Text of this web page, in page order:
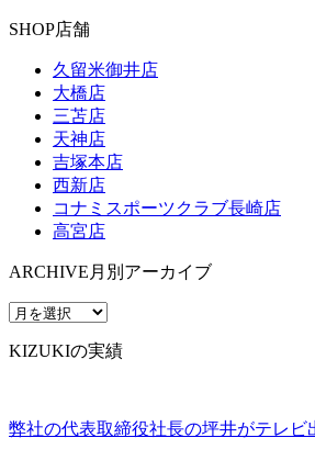
SHOP店舗
久留米御井店
大橋店
三苫店
天神店
吉塚本店
西新店
コナミスポーツクラブ長崎店
高宮店
ARCHIVE 月別アーカイブ
KIZUKIの実績
弊社の代表取締役社長の坪井がテレビ